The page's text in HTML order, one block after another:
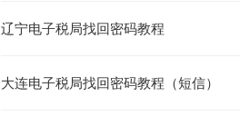
辽宁电子税局找回密码教程
大连电子税局找回密码教程（短信）